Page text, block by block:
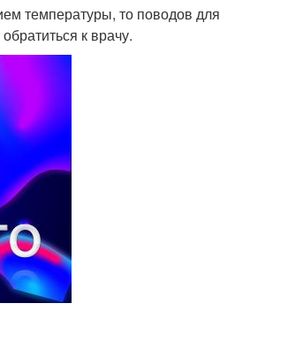
температуры, то поводов для
к врачу.